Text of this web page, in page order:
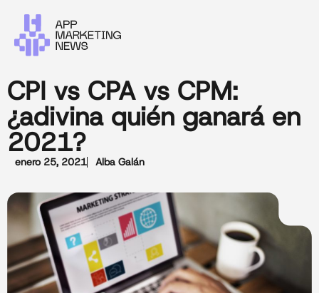
CPI vs CPA vs CPM:
¿adivina quién ganará en
2021?
enero 25, 2021 Alba Galán